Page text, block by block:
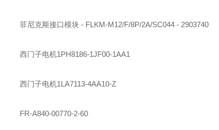
菲尼克斯接口模块 - FLKM-M12/F/8P/2A/SC044 - 2903740
西门子电机1PH8186-1JF00-1AA1
西门子电机1LA7113-4AA10-Z
FR-A840-00770-2-60